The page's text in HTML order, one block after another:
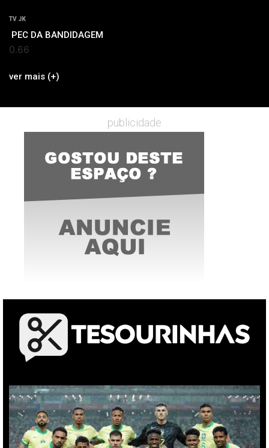
TV JK
PEC DA BANDIDAGEM
ver mais (+)
publicidade